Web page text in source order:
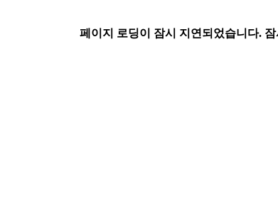
페이지 로딩이 잠시 지연되었습니다.